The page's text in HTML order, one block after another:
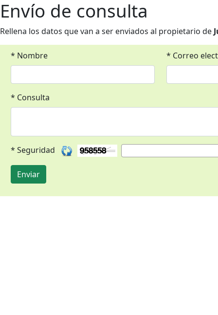
Envío de consulta
Rellena los datos que van a ser enviados al propietario de
* Nombre * Correo
* Consulta
* Seguridad
Enviar